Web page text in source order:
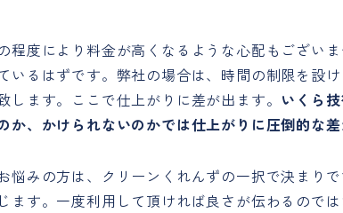
程度により料金が高くなるような心配もござい
いるはずです。弊社の場合は、時間の制限を設
します。ここで仕上がりに差が出ます。 いくら
か、かけられないのかでは仕上がりに圧倒的な差
悩みの方は、クリーンくれんずの一択で決まり
ます。一度利用して頂ければ良さが伝わるのでは